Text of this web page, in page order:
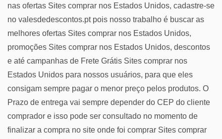
nas ofertas Sites comprar nos Estados Unidos, cadastre-se
no valesdedescontos.pt pois nosso trabalho é buscar as
melhores ofertas Sites comprar nos Estados Unidos,
promoções Sites comprar nos Estados Unidos, descontos
e até campanhas de Frete Grátis Sites comprar nos
Estados Unidos para nossos usuários, para que eles
consigam sempre pagar o menor preço pelos produtos. O
Prazo de entrega vai sempre depender do CEP do cliente
comprador e isso pode ser consultado no momento de
finalizar a compra no site onde foi comprar Sites comprar